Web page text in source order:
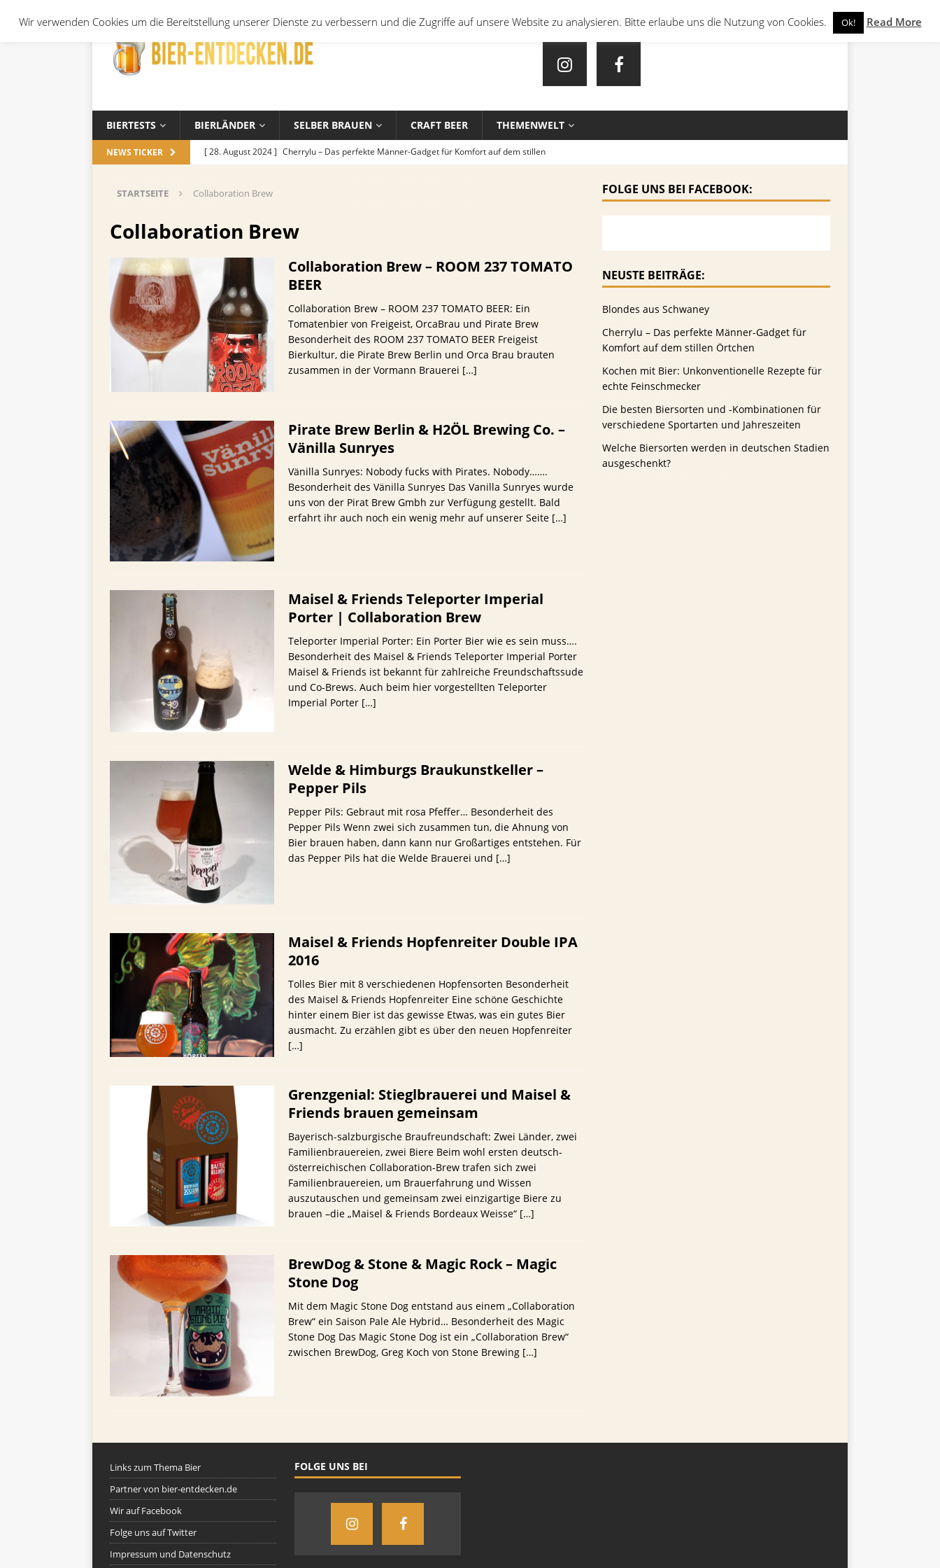
BIERTESTS BIERLÄNDER SELBER BRAUEN CRAFT BEER THEMENWELT
NEWS TICKER [ 28. August 2024 ] Cherrylu – Das perfekte Männer-Gadget für Komfort auf dem stillen
[ 14. November 2023 ]
ALLGEMEIN
und Jahreszeiten
ALLGEMEIN
[ 26. September 2023 ]
TIPPS FÜR BIERTRINKER
[ 29. Mai 2025 ]
Blondes aus Schwaney BIERTESTS
STARTSEITE Collaboration Brew
Collaboration Brew
Collaboration Brew – ROOM 237 TOMATO
BEER
Collaboration Brew – ROOM 237 TOMATO BEER: Ein
Tomatenbier von Freigeist, OrcaBrau und Pirate Brew
Besonderheit des ROOM 237 TOMATO BEER Freigeist
Bierkultur, die Pirate Brew Berlin und Orca Brau brauten
zusammen in der Vormann Brauerei […]
Pirate Brew Berlin & H2ÖL Brewing Co. –
Vänilla Sunryes
Vänilla Sunryes: Nobody fucks with Pirates. Nobody…….
Besonderheit des Vänilla Sunryes Das Vanilla Sunryes wurde
uns von der Pirat Brew Gmbh zur Verfügung gestellt. Bald
erfahrt ihr auch noch ein wenig mehr auf unserer Seite […]
Maisel & Friends Teleporter Imperial
Porter | Collaboration Brew
Teleporter Imperial Porter: Ein Porter Bier wie es sein muss….
Besonderheit des Maisel & Friends Teleporter Imperial Porter
Maisel & Friends ist bekannt für zahlreiche Freundschaftssude
und Co-Brews. Auch beim hier vorgestellten Teleporter
Imperial Porter […]
Welde & Himburgs Braukunstkeller –
Pepper Pils
Pepper Pils: Gebraut mit rosa Pfeffer… Besonderheit des
Pepper Pils Wenn zwei sich zusammen tun, die Ahnung von
Bier brauen haben, dann kann nur Großartiges entstehen. Für
das Pepper Pils hat die Welde Brauerei und […]
Maisel & Friends Hopfenreiter Double IPA
2016
Tolles Bier mit 8 verschiedenen Hopfensorten Besonderheit
des Maisel & Friends Hopfenreiter Eine schöne Geschichte
hinter einem Bier ist das gewisse Etwas, was ein gutes Bier
ausmacht. Zu erzählen gibt es über den neuen Hopfenreiter
[…]
Grenzgenial: Stieglbrauerei und Maisel &
Friends brauen gemeinsam
Bayerisch-salzburgische Braufreundschaft: Zwei Länder, zwei
Familienbrauereien, zwei Biere Beim wohl ersten deutsch-
österreichischen Collaboration-Brew trafen sich zwei
Familienbrauereien, um Brauerfahrung und Wissen
auszutauschen und gemeinsam zwei einzigartige Biere zu
brauen –die „Maisel & Friends Bordeaux Weisse“ […]
BrewDog & Stone & Magic Rock – Magic
Stone Dog
Mit dem Magic Stone Dog entstand aus einem „Collaboration
Brew“ ein Saison Pale Ale Hybrid… Besonderheit des Magic
Stone Dog Das Magic Stone Dog ist ein „Collaboration Brew“
zwischen BrewDog, Greg Koch von Stone Brewing […]
FOLGE UNS BEI FACEBOOK:
NEUSTE BEITRÄGE:
Blondes aus Schwaney
Cherrylu – Das perfekte Männer-Gadget für
Komfort auf dem stillen Örtchen
Kochen mit Bier: Unkonventionelle Rezepte für
echte Feinschmecker
Die besten Biersorten und -Kombinationen für
verschiedene Sportarten und Jahreszeiten
Welche Biersorten werden in deutschen Stadien
ausgeschenkt?
Links zum Thema Bier
Partner von bier-entdecken.de
Wir auf Facebook
Folge uns auf Twitter
Impressum und Datenschutz
FOLGE UNS BEI
Wir verwenden Cookies um die Bereitstellung unserer Dienste zu verbessern und die Zugriffe auf unsere Website zu analysieren. Bitte erlaube uns die Nutzung von Cookies. Ok! Read More